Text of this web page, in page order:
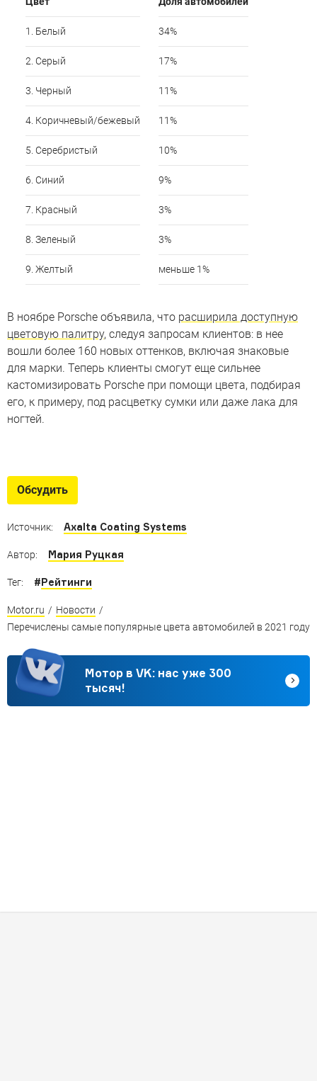
1. Белый 34%
2. Серый 17%
3. Черный 11%
4. Коричневый/бежевый 11%
5. Серебристый 10%
6. Синий 9%
7. Красный 3%
8. Зеленый 3%
9. Желтый меньше 1%
В ноябре Porsche объявила, что расширила доступную
цветовую палитру, следуя запросам клиентов: в нее
вошли более 160 новых оттенков, включая знаковые
для марки. Теперь клиенты смогут еще сильнее
кастомизировать Porsche при помощи цвета, подбирая
его, к примеру, под расцветку сумки или даже лака для
ногтей.
Автомобили, признанные лучшими в разных странах
Обсудить
Источник: Axalta Coating Systems
Автор: Мария Руцкая
Тег: #Рейтинги
Motor.ru / Новости /
Перечислены самые популярные цвета автомобилей в 2021 году
Мотор в VK: нас уже 300
тысяч!